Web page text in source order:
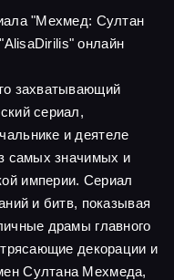
"Мехмед: Султан
онлайн
захватывающий
сериал,
и деятеле
самых значимых и
империи. Сериал
и битв, показывая
драмы главного
декорации и
Султана Мехмеда,